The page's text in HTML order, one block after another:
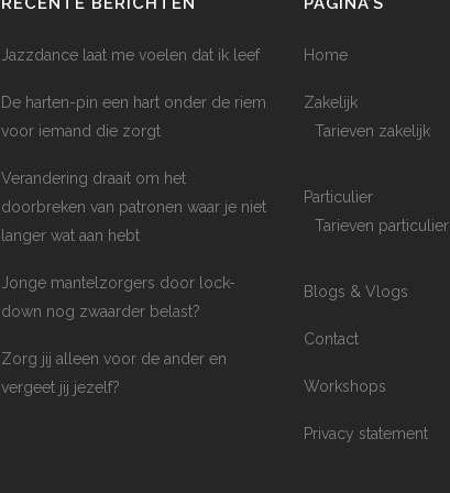
Jazzdance laat me voelen dat ik leef
De harten-pin een hart onder de riem
voor iemand die zorgt
Verandering draait om het
doorbreken van patronen waar je niet
langer wat aan hebt
Jonge mantelzorgers door lock-
down nog zwaarder belast?
Zorg jij alleen voor de ander en
vergeet jij jezelf?
Home
Zakelijk
Tarieven zakelijk
Particulier
Tarieven particulier
Blogs & Vlogs
Contact
Workshops
Privacy statement